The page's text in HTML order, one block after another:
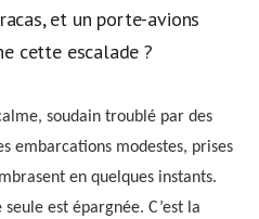
et un porte-avions
cette escalade ?
soudain troublé par des
embarcations modestes, prises
en quelques instants.
est épargnée. C’est la